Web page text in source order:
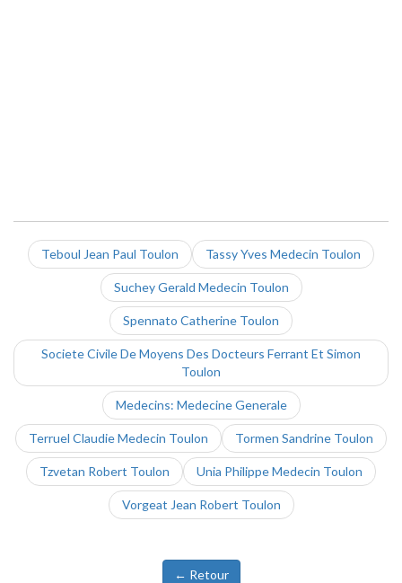
Teboul Jean Paul Toulon Tassy Yves Medecin Toulon
Suchey Gerald Medecin Toulon
Spennato Catherine Toulon
Societe Civile De Moyens Des Docteurs Ferrant Et Simon
Toulon
Medecins: Medecine Generale
Terruel Claudie Medecin Toulon Tormen Sandrine Toulon
Tzvetan Robert Toulon Unia Philippe Medecin Toulon
Vorgeat Jean Robert Toulon
← Retour